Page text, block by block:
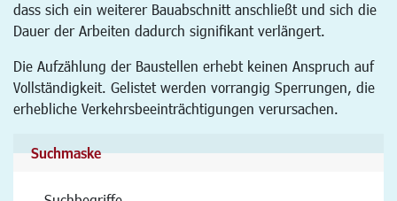
dass sich ein weiterer Bauabschnitt anschließt und sich die
Dauer der Arbeiten dadurch signifikant verlängert.
Die Aufzählung der Baustellen erhebt keinen Anspruch auf
Vollständigkeit. Gelistet werden vorrangig Sperrungen, die
erhebliche Verkehrsbeeinträchtigungen verursachen.
Suchmaske